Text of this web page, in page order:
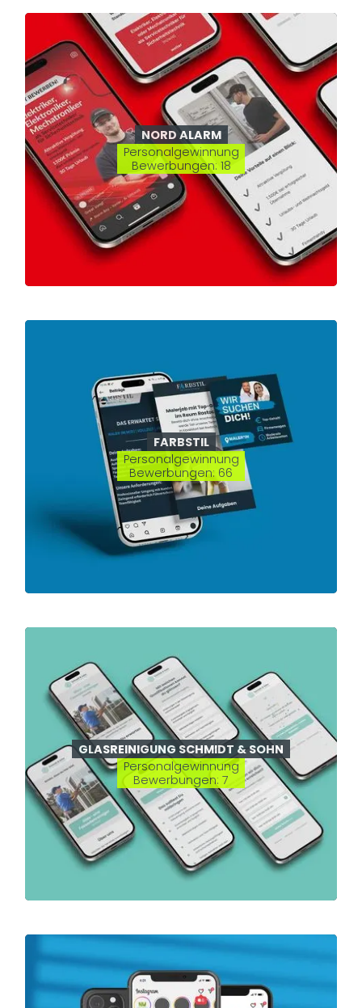
NORD ALARM
Personalgewinnung
Bewerbungen: 18
FARBSTIL
Personalgewinnung
Bewerbungen: 66
GLASREINIGUNG SCHMIDT & SOHN
Personalgewinnung
Bewerbungen: 7